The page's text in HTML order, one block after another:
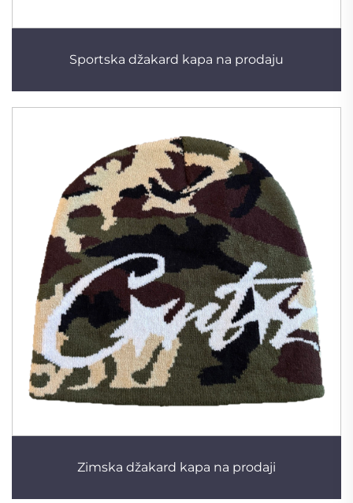
Sportska džakard kapa na prodaju
Zimska džakard kapa na prodaji